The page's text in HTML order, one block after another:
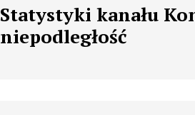
Statystyki kanału
niepodległość